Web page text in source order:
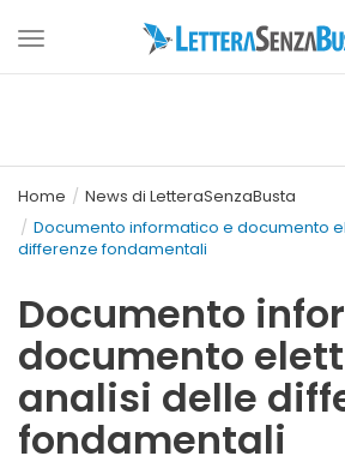
Toggle
Home
News di LetteraSenzaBusta
Documento informatico e documento
differenze fondamentali
Documento
documento
analisi delle
fondamentali